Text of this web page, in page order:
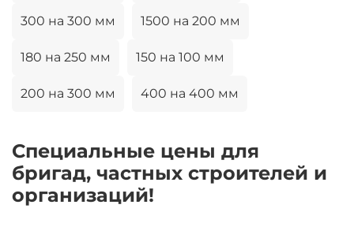
300 на 300 мм 1500 на 200 мм
180 на 250 мм 150 на 100 мм
200 на 300 мм 400 на 400 мм
Специальные цены для
бригад, частных строителей и
организаций!